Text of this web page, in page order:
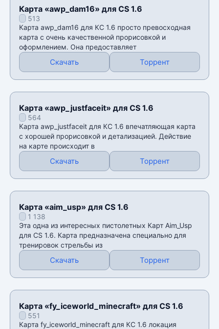
Карта «awp_dam16» для CS 1.6
513
Карта awp_dam16 для КС 1.6 просто превосходная
карта с очень качественной прорисовкой и
оформлением. Она предоставляет
Скачать Торрент
Карта «awp_justfaceit» для CS 1.6
564
Карта awp_justfaceit для КС 1.6 впечатляющая карта
с хорошей прорисовкой и детализацией. Действие
на карте происходит в
Скачать Торрент
Карта «aim_usp» для CS 1.6
1 138
Эта одна из интересных пистолетных Карт Аim_Usp
для CS 1.6. Карта предназначена специально для
тренировок стрельбы из
Скачать Торрент
Карта «fy_iceworld_minecraft» для CS 1.6
551
Карта fy_iceworld_minecraft для КС 1.6 локация